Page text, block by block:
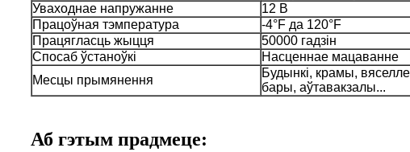
Уваходнае напружанне
12 В
Працоўная тэмпература
-4°F да 120°F
Працягласць жыцця
50000 гадзін
Спосаб ўстаноўкі
Насценнае мацаванне
Месцы прымянення
Будынкі, крамы,
бары, аўтавакзалы...
Аб гэтым прадмеце: